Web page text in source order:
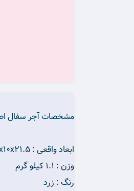
مشخصات آجر سفال
ابعاد واقعی : ۵.۵x10x21.5
وزن : ۱.۱ کیلو گرم
رنگ : زرد